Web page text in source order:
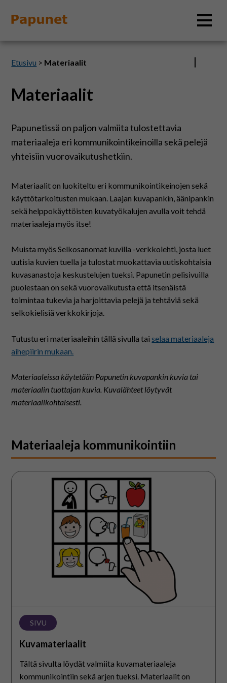
Materiaalit
Saavutettavuus
På svenska
In English
Etusivu > Materiaalit
Materiaalit
Papunetissä on paljon valmiita tulostettavia
materiaaleja eri kommunikointikeinoilla sekä pelejä
yhteisiin vuorovaikutushetkiin.
Materiaalit on luokiteltu eri kommunikointikeinojen sekä
käyttötarkoitusten mukaan. Laajan kuvapankin, äänipankin
sekä helppokäyttöisten kuvatyökalujen avulla voit tehdä
materiaaleja myös itse!
Muista myös Selkosanomat kuvilla -verkkolehti, josta luet
uutisia kuvien tuella ja tulostat muokattavia uutiskohtaisia
kuvasanastoja keskustelujen tueksi. Papunetin pelisivuilla
puolestaan on sekä vuorovaikutusta että itsenäistä
toimintaa tukevia ja harjoittavia pelejä ja tehtäviä sekä
selkokielisiä verkkokirjoja.
Tutustu eri materiaaleihin tällä sivulla taiselaa materiaaleja
aihepiirin mukaan.
Materiaaleissa käytetään Papunetin kuvapankin kuvia tai
materiaalin tuottajan kuvia. Kuvalähteet löytyvät
materiaalikohtaisesti.
Materiaaleja kommunikointiin
Kuvamateriaalit
SIVU
Kuvamateriaalit
Tältä sivulta löydät valmiita kuvamateriaaleja
kommunikointiin sekä arjen tueksi. Materiaalit on